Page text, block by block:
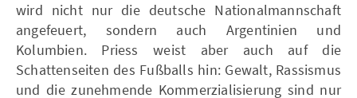
wird nicht nur die deutsche Nationalmannschaft
angefeuert, sondern auch Argentinien und
Kolumbien. Priess weist aber auch auf die
Schattenseiten des Fußballs hin: Gewalt, Rassismus
und die zunehmende Kommerzialisierung sind nur